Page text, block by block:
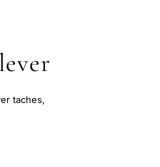
taches,